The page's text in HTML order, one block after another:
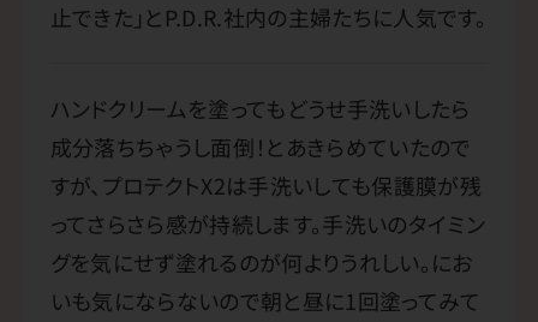
止できた」とP.D.R.社内の主婦たちに人気です。
ハンドクリームを塗ってもどうせ手洗いしたら
成分落ちちゃうし面倒！とあきらめていたので
すが、プロテクトX2は手洗いしても保護膜が残
ってさらさら感が持続します。手洗いのタイミン
グを気にせず塗れるのが何よりうれしい。にお
いも気にならないので朝と昼に1回塗ってみて